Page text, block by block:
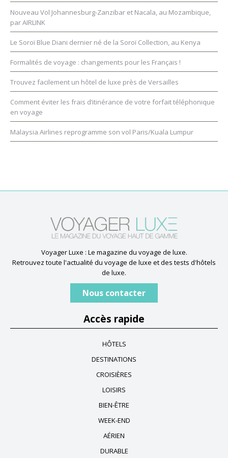
Nouveau Vol Johannesburg-Zanzibar et Nacala, au Mozambique,
par AIRLINK
Le Soroï Blue Diani dernier né de la Soroï Collection, au Kenya
Formalités de voyage : changements pour les Français !
Trouvez facilement un hôtel de luxe près de Versailles
Comment éviter les frais d’itinérance de votre forfait téléphonique
en voyage
Malaysia Airlines reprogramme son vol Paris/Kuala Lumpur
Voyager Luxe : Le magazine du voyage de luxe.
Retrouvez toute l'actualité du voyage de luxe et des tests d'hôtels
de luxe.
Nous contacter
Accès rapide
HÔTELS
DESTINATIONS
CROISIÈRES
LOISIRS
BIEN-ÊTRE
WEEK-END
AÉRIEN
DURABLE